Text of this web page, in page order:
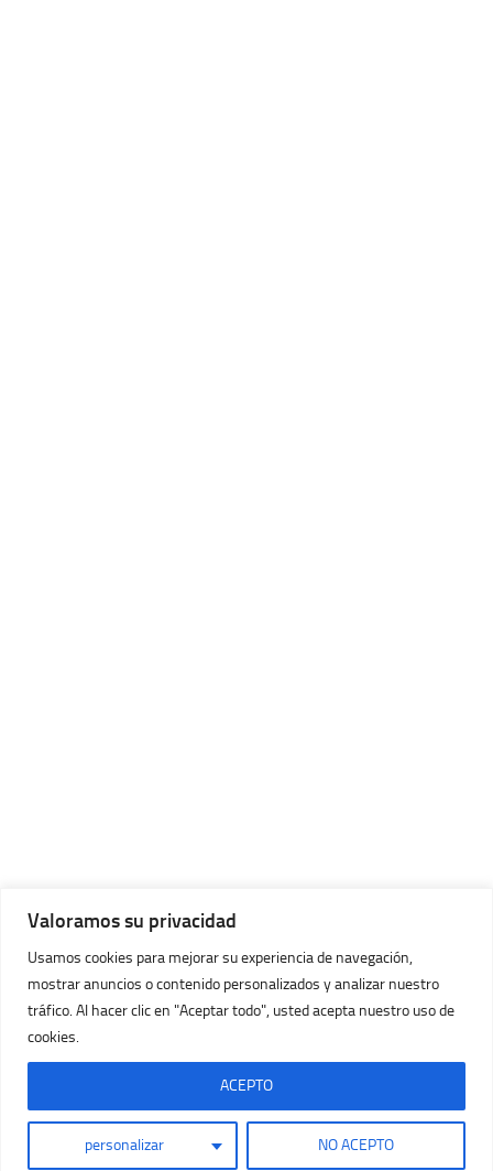
Valoramos su privacidad
Usamos cookies para mejorar su experiencia de navegación,
mostrar anuncios o contenido personalizados y analizar nuestro
tráfico. Al hacer clic en "Aceptar todo", usted acepta nuestro uso de
cookies.
personalizar NO ACEPTO
ACEPTO
Imágenes Huracán © 2026. Todos los Derechos Reservados.